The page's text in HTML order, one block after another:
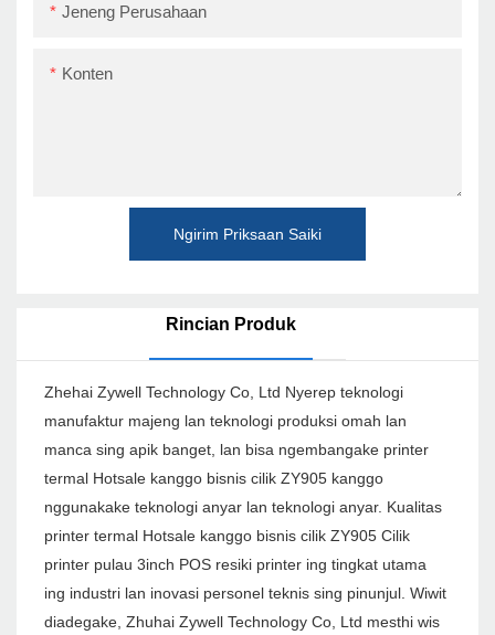
Jeneng Perusahaan
Konten
Ngirim Priksaan Saiki
Rincian Produk
Zhehai Zywell Technology Co, Ltd Nyerep teknologi
manufaktur majeng lan teknologi produksi omah lan
manca sing apik banget, lan bisa ngembangake printer
termal Hotsale kanggo bisnis cilik ZY905 kanggo
nggunakake teknologi anyar lan teknologi anyar. Kualitas
printer termal Hotsale kanggo bisnis cilik ZY905 Cilik
printer pulau 3inch POS resiki printer ing tingkat utama
ing industri lan inovasi personel teknis sing pinunjul. Wiwit
diadegake, Zhuhai Zywell Technology Co, Ltd mesthi wis